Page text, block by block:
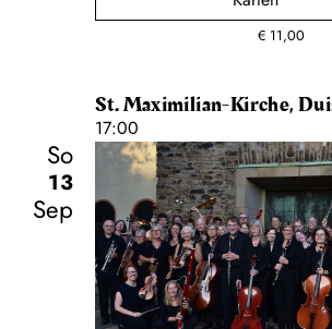
€ 11,00
St. Maximilian-Kirche,
17:00
So
13
Sep